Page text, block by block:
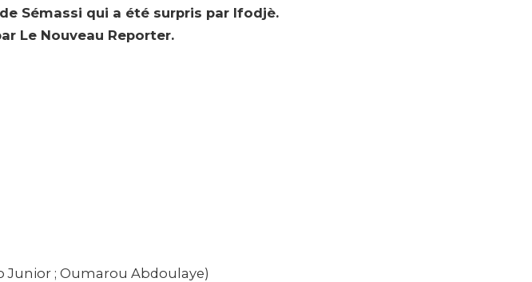
Sémassi qui a été surpris par Ifodjè.
Le Nouveau Reporter.
Junior ; Oumarou Abdoulaye)